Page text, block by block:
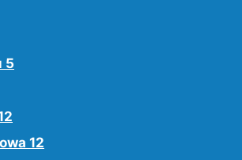
5
12